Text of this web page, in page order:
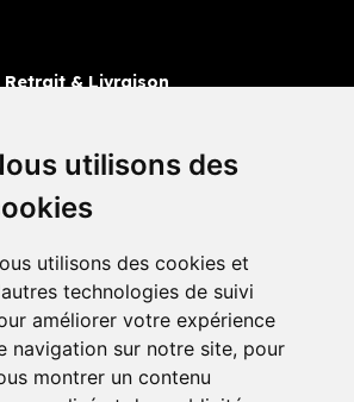
utilisons des
utilisons des cookies et
technologies de suivi
améliorer votre expérience
navigation sur notre site, pour
montrer un contenu
Retrait & Livraison
Livraisons
65 avis